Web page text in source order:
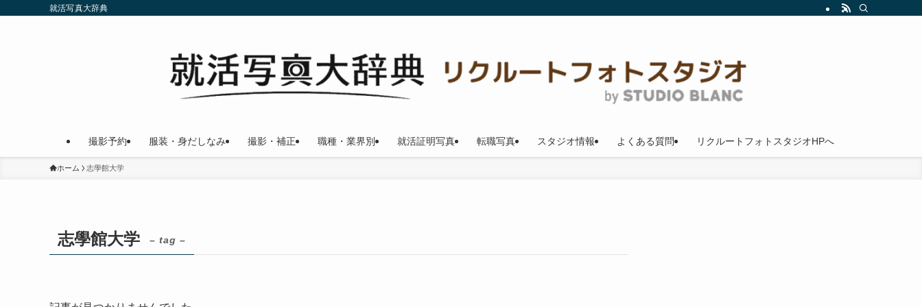
就活写真大辞典
撮影予約 服装・身だしなみ 撮影・補正 職種・業界別 就活証明写真 転職写真 スタジオ情報 よくある質問 リクルートフォトスタジオHPへ
ホーム 志學館大学
志學館大学 – tag –